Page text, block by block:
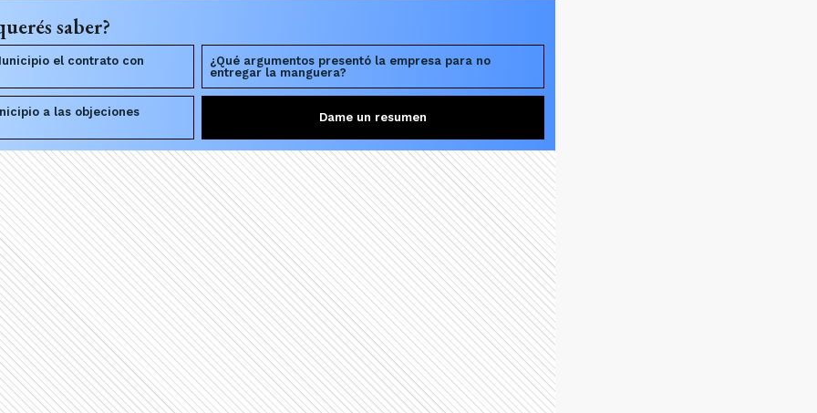
saber?
el contrato con
¿Qué argumentos presentó la empresa para no
entregar la manguera?
a las objeciones Dame un resumen